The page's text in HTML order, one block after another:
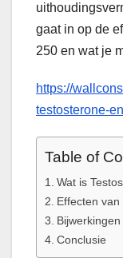
gaat in op de
250 en wat je
https://
testosterone-
Table of
Wat is
Effecten
Bijwerkingen
Conclusie